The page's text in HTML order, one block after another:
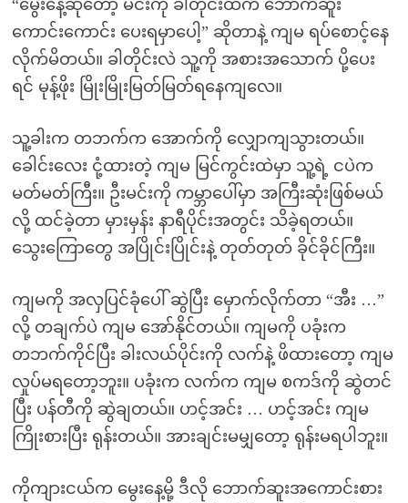
“မွေးနေ့ဆိုတော့ မင်းကို ခါတိုင်းထက် ဘောက်ဆူး
ကောင်းကောင်း ပေးရမှာပေါ့” ဆိုတာနဲ့ ကျမ ရပ်စောင့်နေ
လိုက်မိတယ်။ ခါတိုင်းလဲ သူ့ကို အစားအသောက် ပို့ပေး
ရင် မုန့်ဖိုး မြိုးမြိုးမြတ်မြတ်ရနေကျလေ။
သူ့ခါးက တဘက်က အောက်ကို လျှောကျသွားတယ်။
ခေါင်းလေး ငုံ့ထားတဲ့ ကျမ မြင်ကွင်းထဲမှာ သူ့ရဲ့ ငပဲက
မတ်မတ်ကြီး။ ဦးမင်းကို ကမ္ဘာပေါ်မှာ အကြီးဆုံးဖြစ်မယ်
လို့ ထင်ခဲ့တာ မှားမှန်း နာရီပိုင်းအတွင်း သိခဲ့ရတယ်။
သွေးကြောတွေ အပြိုင်းပြိုင်းနဲ့ တုတ်တုတ် ခိုင်ခိုင်ကြီး။
ကျမကို အလှပြင်ခုံပေါ် ဆွဲပြီး မှောက်လိုက်တာ “အီး …”
လို့ တချက်ပဲ ကျမ အော်နိုင်တယ်။ ကျမကို ပခုံးက
တဘက်ကိုင်ပြီး ခါးလယ်ပိုင်းကို လက်နဲ့ ဖိထားတော့ ကျမ
လှုပ်မရတော့ဘူး။ ပခုံးက လက်က ကျမ စကဒ်ကို ဆွဲတင်
ပြီး ပန်တီကို ဆွဲချတယ်။ ဟင့်အင်း … ဟင့်အင်း ကျမ
ကြိုးစားပြီး ရုန်းတယ်။ အားချင်းမမျှတော့ ရုန်းမရပါဘူး။
ကိုကျားငယ်က မွေးနေ့မို့ ဒီလို ဘောက်ဆူးအကောင်းစား